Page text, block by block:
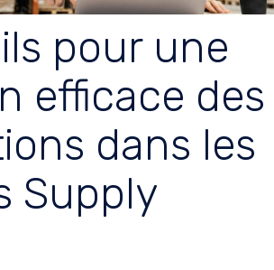
pour une
efficace des
dans les
Supply